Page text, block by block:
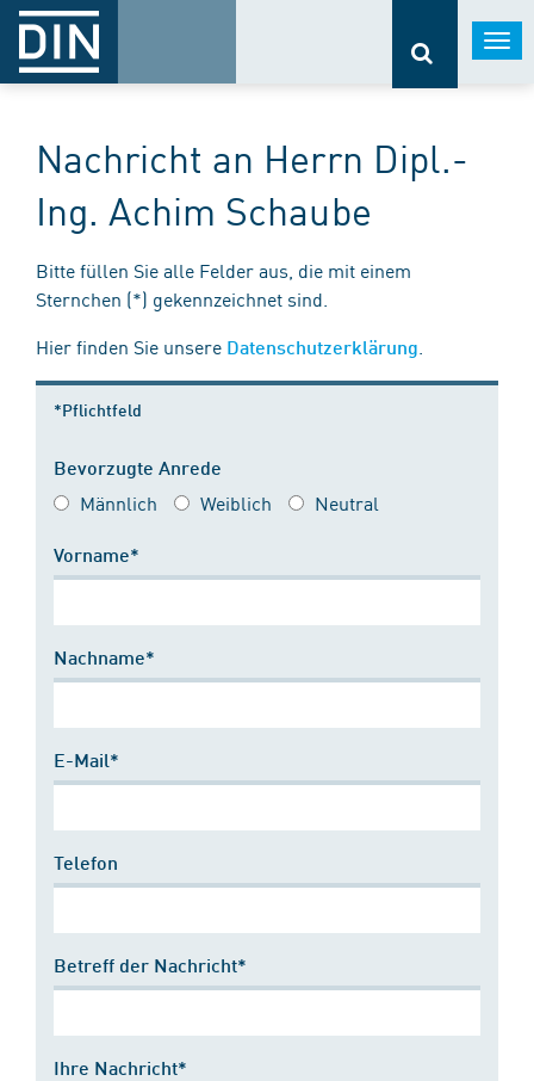
Nachricht an Herrn Dipl.-
Ing. Achim Schaube
Bitte füllen Sie alle Felder aus, die mit einem
Sternchen (*) gekennzeichnet sind.
Hier finden Sie unsere Datenschutzerklärung
*Pflichtfeld
Bevorzugte Anrede
Männlich Weiblich Neutral
Vorname*
Nachname*
E-Mail*
Telefon
Betreff der Nachricht*
Ihre Nachricht*